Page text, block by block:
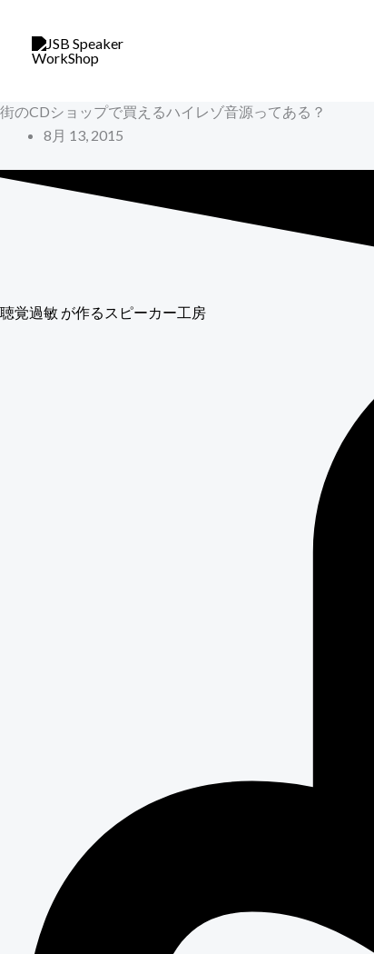
キ
プ
街のCDショップで買えるハイレゾ音源ってある？
8月 13, 2015
聴覚過敏 が作るスピーカー工房